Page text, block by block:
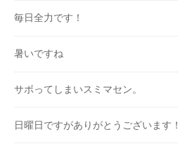
毎日全力です！
暑いですね
サボってしまいスミマセン。
日曜日ですがありがとうございます！